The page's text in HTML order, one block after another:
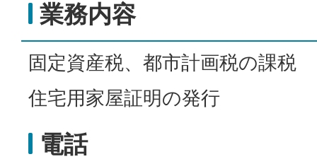
業務内容
固定資産税、都市計画税の課税
住宅用家屋証明の発行
電話